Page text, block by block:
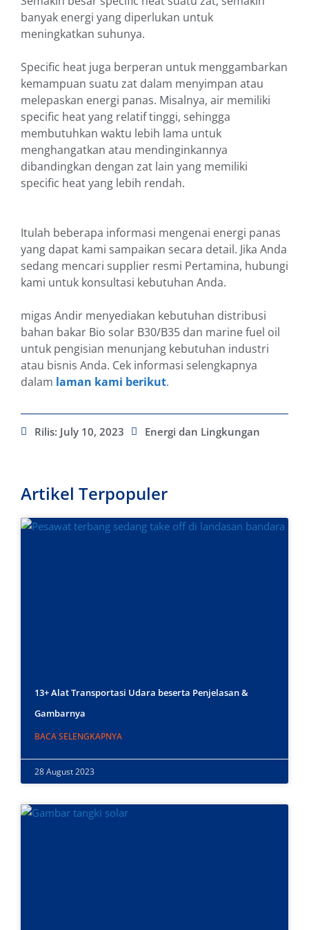
banyak energi yang diperlukan untuk
meningkatkan suhunya.
Specific heat juga berperan untuk menggambarkan
kemampuan suatu zat dalam menyimpan atau
melepaskan energi panas. Misalnya, air memiliki
specific heat yang relatif tinggi, sehingga
membutuhkan waktu lebih lama untuk
menghangatkan atau mendinginkannya
dibandingkan dengan zat lain yang memiliki
specific heat yang lebih rendah.
Itulah beberapa informasi mengenai energi panas
yang dapat kami sampaikan secara detail. Jika Anda
sedang mencari supplier resmi Pertamina, hubungi
kami untuk konsultasi kebutuhan Anda.
migas Andir menyediakan kebutuhan distribusi
bahan bakar Bio solar B30/B35 dan marine fuel oil
untuk pengisian menunjang kebutuhan industri
atau bisnis Anda. Cek informasi selengkapnya
dalam laman kami berikut.
Rilis: July 10, 2023 Energi dan Lingkungan
Artikel Terpopuler
13+ Alat Transportasi Udara beserta Penjelasan &
Gambarnya
BACA SELENGKAPNYA
28 August 2023